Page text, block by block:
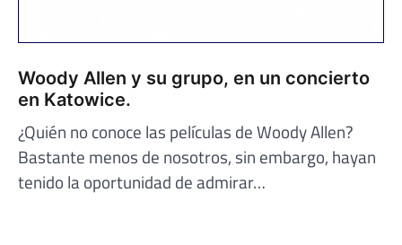
Woody Allen y su grupo, en un concierto
en Katowice.
¿Quién no conoce las películas de Woody Allen?
Bastante menos de nosotros, sin embargo, hayan
tenido la oportunidad de admirar…